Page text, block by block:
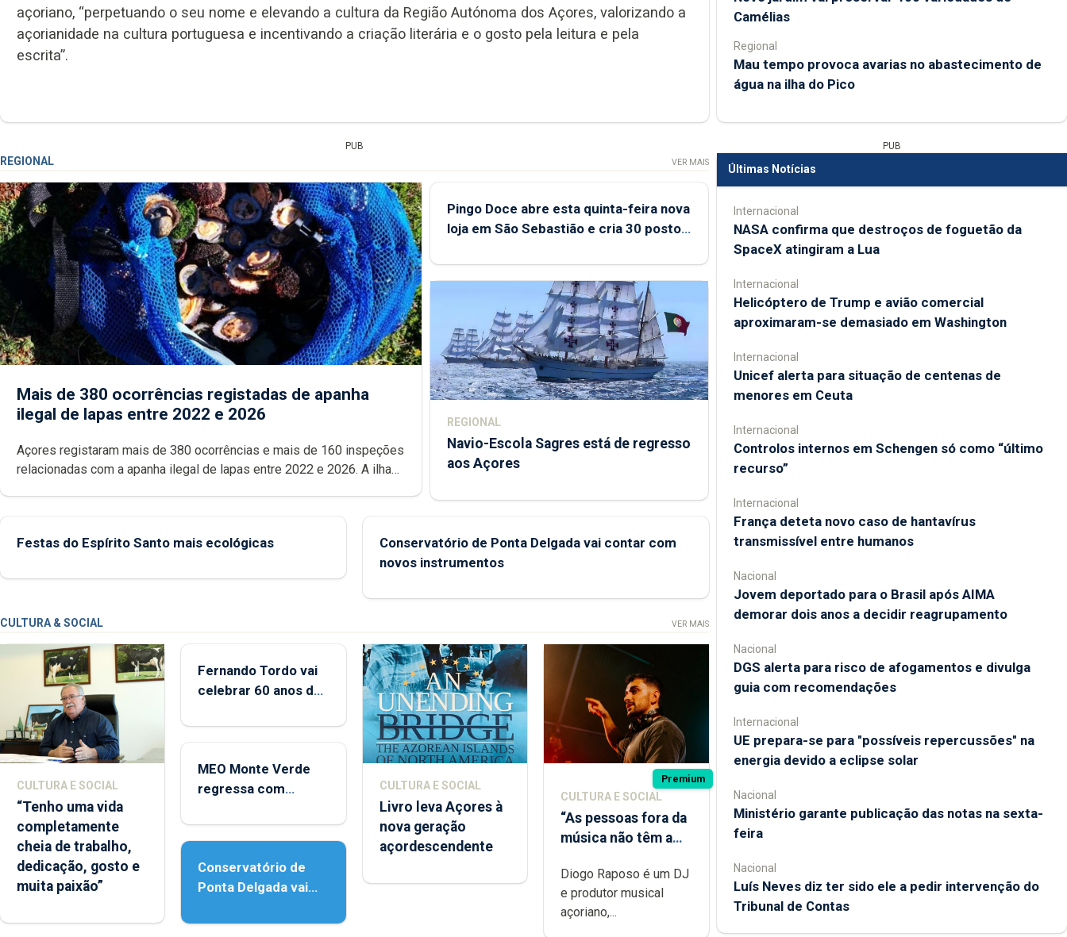
açoriano, “perpetuando o seu nome e elevando a cultura da Região Autónoma dos Açores, valorizando a
açorianidade na cultura portuguesa e incentivando a criação literária e o gosto pela leitura e pela
escrita”.
PUB
REGIONAL VER MAIS
Mais de 380 ocorrências registadas de apanha
ilegal de lapas entre 2022 e 2026
Açores registaram mais de 380 ocorrências e mais de 160 inspeções
relacionadas com a apanha ilegal de lapas entre 2022 e 2026. A ilha
Pingo Doce abre esta quinta-feira nova
loja em São Sebastião e cria 30 postos
REGIONAL
Navio-Escola Sagres está de regresso
aos Açores
Festas do Espírito Santo mais ecológicas
Conservatório de Ponta Delgada vai contar com
novos instrumentos
CULTURA & SOCIAL VER MAIS
CULTURA E SOCIAL
“Tenho uma vida
completamente
cheia de trabalho,
dedicação, gosto e
muita paixão”
Fernando Tordo vai
celebrar 60 anos de
Micaelense
MEO Monte Verde
regressa com
acessibilidade
Conservatório de
Ponta Delgada vai
instrumentos
CULTURA E SOCIAL
Livro leva Açores à
nova geração
açordescendente
Premium
CULTURA E SOCIAL
“As pessoas fora da
música não têm a
difícil é produzir
uma música”
Diogo Raposo é um DJ
e produtor musical
açoriano,...
Camélias
Regional
Mau tempo provoca avarias no abastecimento de
água na ilha do Pico
PUB
Últimas Notícias
Internacional
NASA confirma que destroços de foguetão da
SpaceX atingiram a Lua
Internacional
Helicóptero de Trump e avião comercial
aproximaram-se demasiado em Washington
Internacional
Unicef alerta para situação de centenas de
menores em Ceuta
Internacional
Controlos internos em Schengen só como “último
recurso”
Internacional
França deteta novo caso de hantavírus
transmissível entre humanos
Nacional
Jovem deportado para o Brasil após AIMA
demorar dois anos a decidir reagrupamento
Nacional
DGS alerta para risco de afogamentos e divulga
guia com recomendações
Internacional
UE prepara-se para "possíveis repercussões" na
energia devido a eclipse solar
Nacional
Ministério garante publicação das notas na sexta-
feira
Nacional
Luís Neves diz ter sido ele a pedir intervenção do
Tribunal de Contas